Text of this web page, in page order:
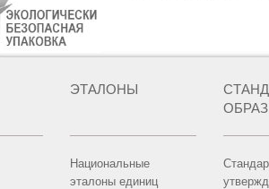
ЭТАЛОНЫ
Национальные
эталоны единиц